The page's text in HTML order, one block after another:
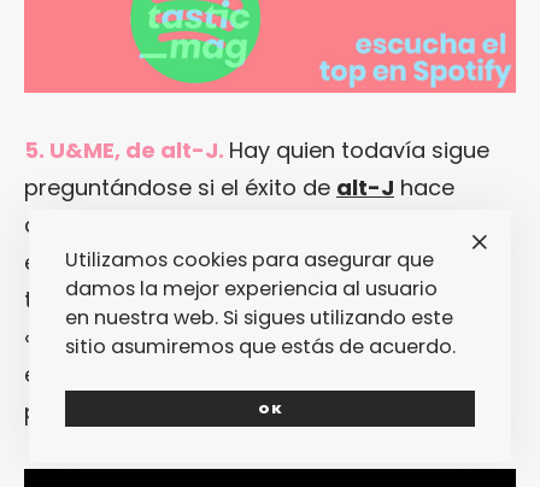
5. U&ME, de alt-J. Hay quien todavía sigue
preguntándose si el éxito de alt-J hace
algunos años fue un hype o un bluff… Pero a
ellos esas preguntas se la sudan, y aquí los
tenemos a punto e lanzar su cuarto álbum
«
The Dream«. Como adelanto, dejan caer
esta «
pero igual de hipnótica que siempre.
Utilizamos cookies para asegurar que
damos la mejor experiencia al usuario
en nuestra web. Si sigues utilizando este
sitio asumiremos que estás de acuerdo.
OK